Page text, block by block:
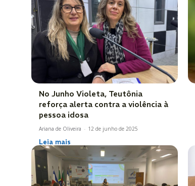
No Junho Violeta, Teutônia
reforça alerta contra a violência à
pessoa idosa
Ariana de Oliveira - 12 de junho de 2025
Leia mais